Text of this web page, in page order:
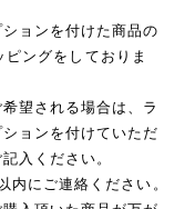
ョンを付けた商品の
ングをしておりま
望される場合は、ラ
ョンを付けていただ
入ください。
内にご連絡ください。